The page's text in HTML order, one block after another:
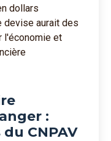
dollars
devise aurait des
l'économie et
:
CNPAV